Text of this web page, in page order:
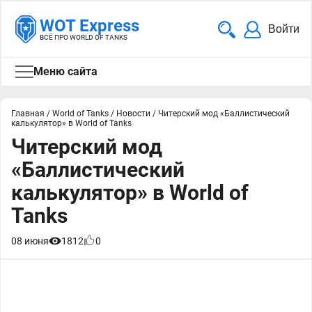
WOT Express
ВСЁ ПРО WORLD OF TANKS
Войти
Меню сайта
Главная / World of Tanks / Новости / Читерский мод «Баллистический
калькулятор» в World of Tanks
Читерский мод
«Баллистический
калькулятор» в World of
Tanks
08 июня 1812 0